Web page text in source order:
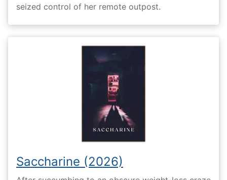
seized control of her remote outpost.
Saccharine (2026)